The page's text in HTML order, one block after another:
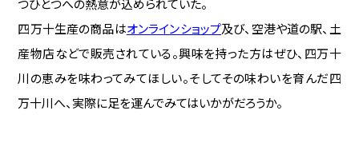
つひとつへの熱意が込められていた。
四万十生産の商品はオンラインショップ及び、空港や道の駅、土
産物店などで販売されている。興味を持った方はぜひ、四万十
川の恵みを味わってみてほしい。そしてその味わいを育んだ四
万十川へ、実際に足を運んでみてはいかがだろうか。